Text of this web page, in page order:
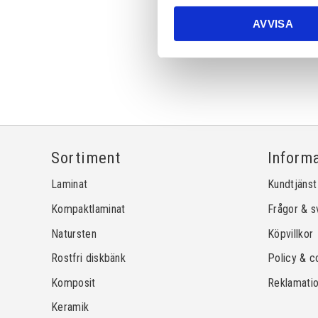
AVVISA
Sortiment
Laminat
Kompaktlaminat
Natursten
Rostfri diskbänk
Komposit
Keramik
Kundtjänst
Frågor &
Köpvillkor
Policy &